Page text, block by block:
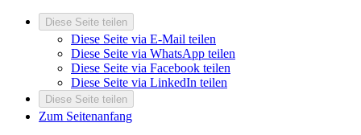
Diese Seite teilen
Diese Seite via E-Mail teilen
Diese Seite via WhatsApp teilen
Diese Seite via Facebook teilen
Diese Seite via LinkedIn teilen
Diese Seite teilen
Zum Seitenanfang